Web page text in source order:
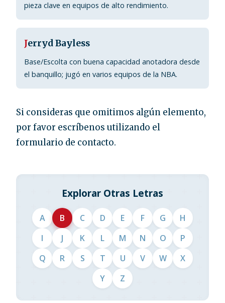
pieza clave en equipos de alto rendimiento.
Jerryd Bayless
Base/Escolta con buena capacidad anotadora desde
el banquillo; jugó en varios equipos de la NBA.
Si consideras que omitimos algún elemento,
por favor escríbenos utilizando el
formulario de contacto.
Explorar Otras Letras
A B C D E F G
H
I
J K L M N O
P
Q
R S T U V W
X
Y
Z